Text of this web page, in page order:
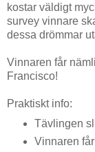
kostar väldigt
survey vinnare
dessa drömmar
Vinnaren får
Francisco!
Praktiskt info:
Tävlingen
Vinnaren